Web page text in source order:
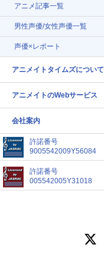
アニメ記事一覧
男性声優/女性声優一覧
声優×レポート
アニメイトタイムズについて
アニメイトのWebサービス
会社案内
許諾番号
9005542009Y56084
許諾番号
005542005Y31018